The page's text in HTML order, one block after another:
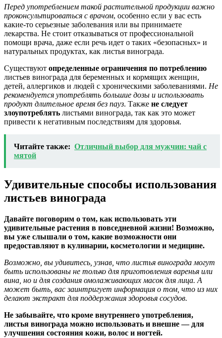
Перед употреблением такой растительной продукции важно
проконсультироваться с врачом, особенно если у вас есть
какие-то серьезные заболевания или вы принимаете
лекарства. Не стоит отказываться от профессиональной
помощи врача, даже если речь идет о таких «безопасных» и
натуральных продуктах, как листья винограда.
Существуют определенные ограничения по потреблению
листьев винограда для беременных и кормящих женщин,
детей, аллергиков и людей с хроническими заболеваниями. Не
рекомендуется употреблять большие дозы и использовать
продукт длительное время без пауз. Также не следует
злоупотреблять листьями винограда, так как это может
привести к негативным последствиям для здоровья.
Читайте также: Отличный выбор для мужчин: чай с
мятой
Удивительные способы использования
листьев винограда
Давайте поговорим о том, как использовать эти
удивительные растения в повседневной жизни! Возможно,
вы уже слышали о том, какие возможности они
предоставляют в кулинарии, косметологии и медицине.
Возможно, вы удивитесь, узнав, что листья винограда могут
быть использованы не только для приготовления варенья или
вина, но и для создания омолаживающих масок для лица. А
может быть, вас заинтригует информация о том, что из них
делают экстракт для поддержания здоровья сосудов.
Не забывайте, что кроме внутреннего употребления,
листья винограда можно использовать и внешне — для
улучшения состояния кожи, волос и ногтей.